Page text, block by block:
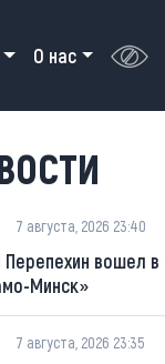
О нас
7 августа, 2026 23:40
Перепехин вошел
Минск»
7 августа, 2026 23:35